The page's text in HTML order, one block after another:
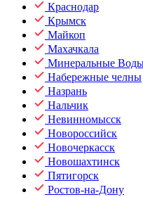
Краснодар
Крымск
Майкоп
Махачкала
Минеральные
Набережные челны
Назрань
Нальчик
Невинномысск
Новороссийск
Новочеркасск
Новошахтинск
Пятигорск
Ростов-на-Дону